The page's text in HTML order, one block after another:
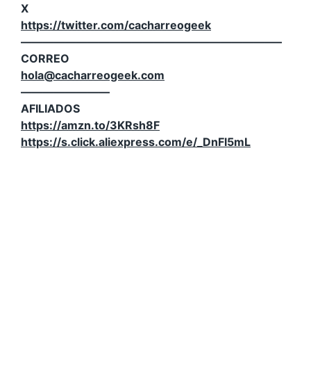
X
https://twitter.com/cacharreogeek
———————————————————————–
CORREO
hola@cacharreogeek.com
————————
AFILIADOS
https://amzn.to/3KRsh8F
https://s.click.aliexpress.com/e/_DnFl5mL